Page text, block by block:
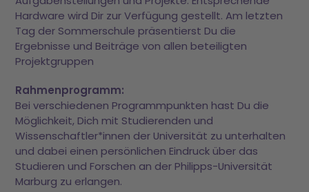
Hardware wird Dir zur Verfügung gestellt. Am letzten
Tag der Sommerschule präsentierst Du die
Ergebnisse und Beiträge von allen beteiligten
Projektgruppen
Rahmenprogramm:
Bei verschiedenen Programmpunkten hast Du die
Möglichkeit, Dich mit Studierenden und
Wissenschaftler*innen der Universität zu unterhalten
und dabei einen persönlichen Eindruck über das
Studieren und Forschen an der Philipps-Universität
Marburg zu erlangen.